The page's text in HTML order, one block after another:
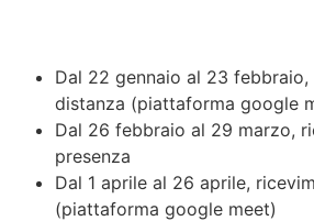
Dal 22 gennaio al 23
distanza (piattaforma google
Dal 26 febbraio al 29 marzo,
presenza
Dal 1 aprile al 26 aprile,
(piattaforma google meet)